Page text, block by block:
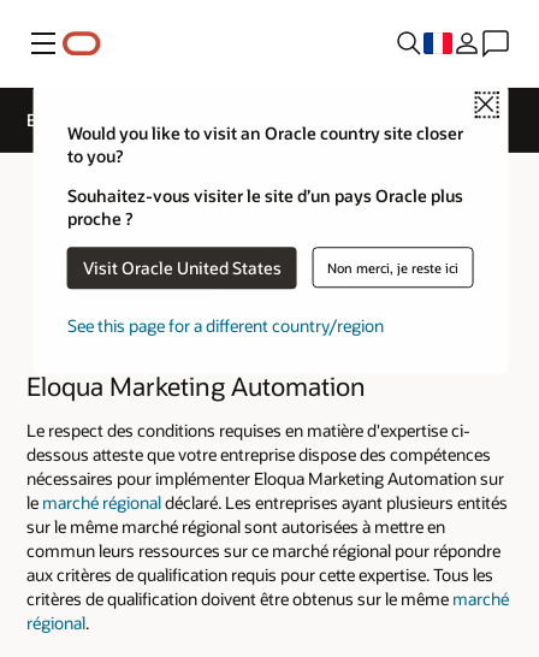
Menu
Close
Would you like to visit an Oracle country site closer
to you?
Souhaitez-vous visiter le site d’un pays Oracle plus
proche ?
Visit Oracle United States Non merci, je reste ici
See this page for a different country/region
Expertise de niveau Service Cloud
Eloqua Marketing Automation
Le respect des conditions requises en matière d'expertise ci-
dessous atteste que votre entreprise dispose des compétences
nécessaires pour implémenter Eloqua Marketing Automation sur
le marché régionaldéclaré. Les entreprises ayant plusieurs entités
sur le même marché régional sont autorisées à mettre en
commun leurs ressources sur ce marché régional pour répondre
aux critères de qualification requis pour cette expertise. Tous les
critères de qualification doivent être obtenus sur le même marché
régional.